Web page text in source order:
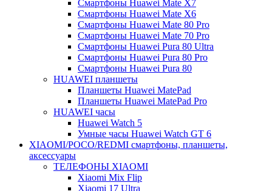
Смартфоны Huawei Mate X7
Смартфоны Huawei Mate X6
Смартфоны Huawei Mate 80 Pro
Смартфоны Huawei Mate 70 Pro
Смартфоны Huawei Pura 80 Ultra
Смартфоны Huawei Pura 80 Pro
Смартфоны Huawei Pura 80
HUAWEI планшеты
Планшеты Huawei MatePad
Планшеты Huawei MatePad Pro
HUAWEI часы
Huawei Watch 5
Умные часы Huawei Watch GT 6
XIAOMI/POCO/REDMI cмартфоны, планшеты,
аксессуары
ТЕЛЕФОНЫ XIAOMI
Xiaomi Mix Flip
Xiaomi 17 Ultra